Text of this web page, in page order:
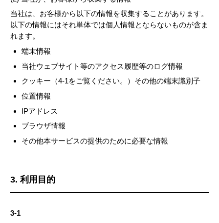
当社は、お客様から以下の情報を収集することがあります。
以下の情報にはそれ単体では個人情報とならないものが含ま
れます。
端末情報
当社ウェブサイト等のアクセス履歴等のログ情報
クッキー（4-1をご覧ください。）その他の端末識別子
位置情報
IPアドレス
ブラウザ情報
その他本サービスの提供のために必要な情報
3. 利用目的
3-1